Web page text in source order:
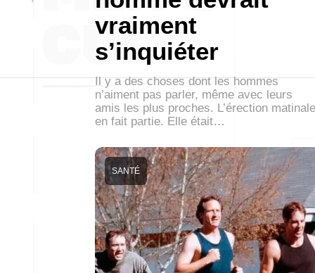
vraiment
s’inquiéter
Il y a des choses dont les hommes
n’aiment pas parler, même avec leurs
amis les plus proches. L’érection matinale
en fait partie. Elle était…
SANTÉ